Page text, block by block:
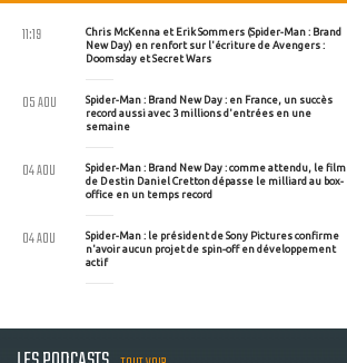
Chris McKenna et Erik Sommers (Spider-Man : Brand
New Day) en renfort sur l'écriture de Avengers :
Doomsday et Secret Wars
11:19
Spider-Man : Brand New Day : en France, un succès
record aussi avec 3 millions d'entrées en une
semaine
05 AOU
Spider-Man : Brand New Day : comme attendu, le film
de Destin Daniel Cretton dépasse le milliard au box-
office en un temps record
04 AOU
Spider-Man : le président de Sony Pictures confirme
n'avoir aucun projet de spin-off en développement
actif
04 AOU